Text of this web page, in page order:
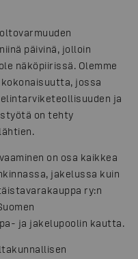
päivinä, jolloin
näköpiirissä. Olemme
jossa
ja
on tehty
on osa kaikkea
jakelussa kuin
ry:n
ja jakelupoolin kautta.